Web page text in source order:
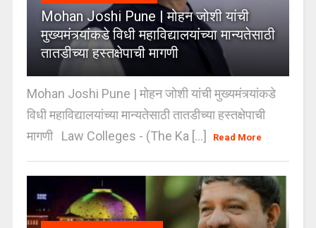
Mohan Joshi Pune | मोहन जोशी यांची
मुख्यमंत्र्यांकडे विधी महाविद्यालयांच्या मान्यतेसाठी
तातडीच्या हस्तक्षेपाची मागणी
Mohan Joshi Pune | मोहन जोशी यांची मुख्यमंत्र्यांकडे
विधी महाविद्यालयांच्या मान्यतेसाठी तातडीच्या हस्तक्षेपाची
मागणी Law Colleges - (The Ka [...]
Read More